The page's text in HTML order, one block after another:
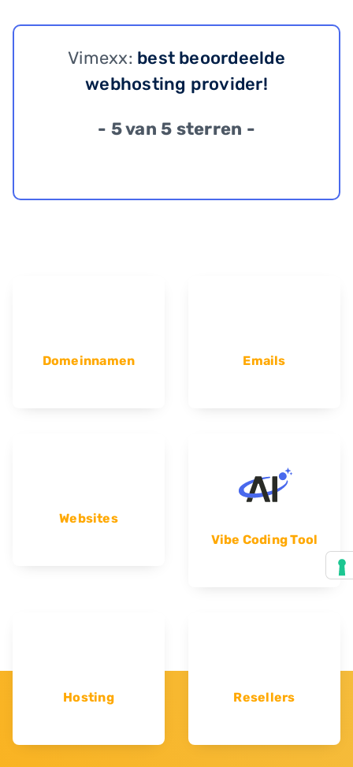
Vimexx: best beoordeelde
webhosting provider!
- 5 van 5 sterren -
Domeinnamen Emails
Websites
Vibe Coding Tool
Hosting Resellers